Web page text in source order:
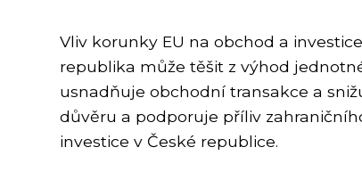
Vliv korunky EU na obchod a
republika může těšit z výhod
usnadňuje obchodní transakce a
důvěru a podporuje příliv
investice v České republice.